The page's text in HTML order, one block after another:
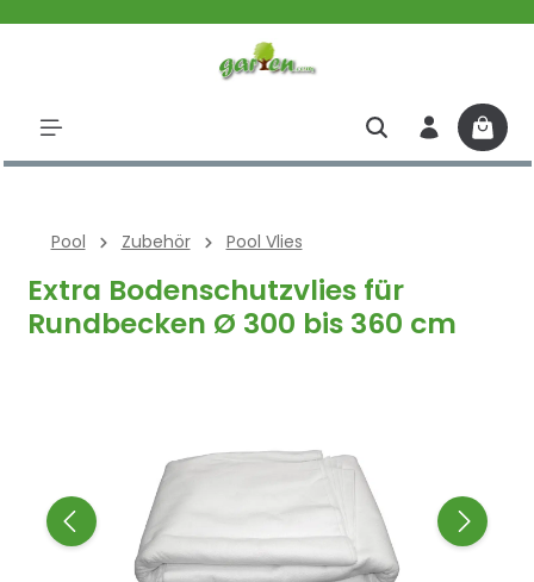
Pool Zubehör Pool Vlies
Extra Bodenschutzvlies für
Rundbecken Ø 300 bis 360 cm